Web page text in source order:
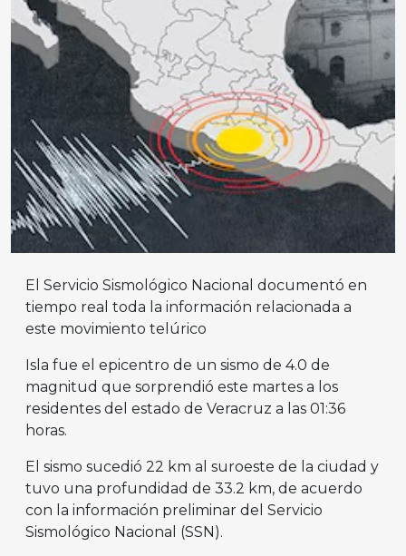
El Servicio Sismológico Nacional documentó en
tiempo real toda la información relacionada a
este movimiento telúrico
Isla fue el epicentro de un sismo de 4.0 de
magnitud que sorprendió este martes a los
residentes del estado de Veracruz a las 01:36
horas.
El sismo sucedió 22 km al suroeste de la ciudad y
tuvo una profundidad de 33.2 km, de acuerdo
con la información preliminar del Servicio
Sismológico Nacional (SSN).